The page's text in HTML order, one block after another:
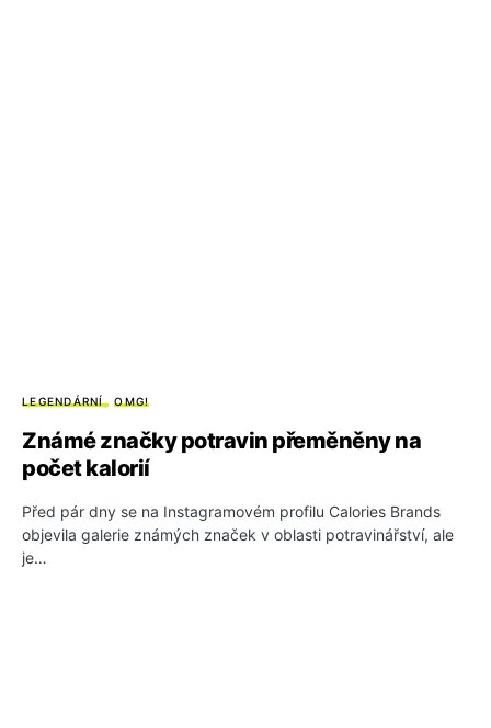
LEGENDÁRNÍ OMG!
Známé značky potravin přeměněny na
počet kalorií
Před pár dny se na Instagramovém profilu Calories Brands
objevila galerie známých značek v oblasti potravinářství, ale
je…